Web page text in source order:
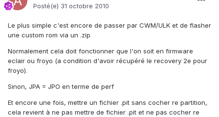
Posté(e) 31 octobre 2010
Le plus simple c'est encore de passer par CWM/ULK et de flasher
une custom rom via un .zip
Normalement cela doit fonctionner que l'on soit en firmware
eclair ou froyo (a condition d'avoir récupéré le recovery 2e pour
froyo).
Sinon, JPA = JPO en terme de perf
Et encore une fois, mettre un fichier .pit sans cocher re partition,
cela revient à ne pas mettre de fichier .pit et ne pas cocher re